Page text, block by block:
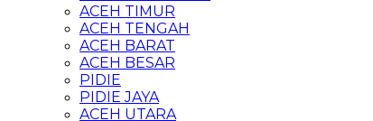
ACEH TIMUR
ACEH TENGAH
ACEH BARAT
ACEH BESAR
PIDIE
PIDIE JAYA
ACEH UTARA